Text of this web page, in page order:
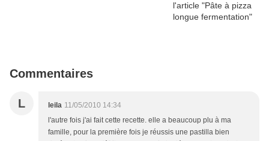
Commentaires
L leila 11/05/2010 14:34
l'autre fois j'ai fait cette recette. elle a beaucoup plu à ma
famille, pour la première fois je réussis une pastilla bien